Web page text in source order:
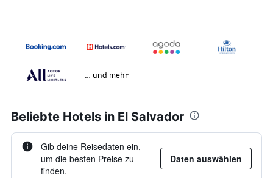
… und mehr
Beliebte Hotels in El Salvador
Gib deine Reisedaten ein,
um die besten Preise zu
finden.
Daten auswählen